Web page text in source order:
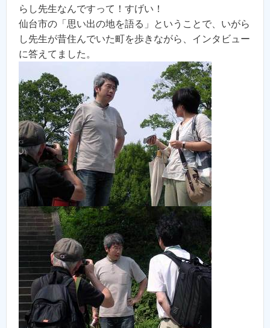
らし先生なんですって！すげい！
仙台市の「思い出の地を語る」ということで、いがら
し先生が昔住んでいた町を歩きながら、インタビュー
に答えてました。